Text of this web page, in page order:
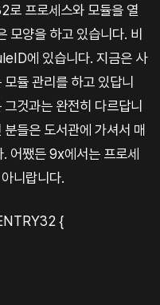
프로세스와 모듈을 열
모양을 하고 있습니다. 비
에 있습니다. 지금은 사
듈 관리를 하고 있답니
것과는 완전히 다르답니
들은 도서관에 가셔서 매
어쨌든 9x에서는 프로세
니랍니다.
{